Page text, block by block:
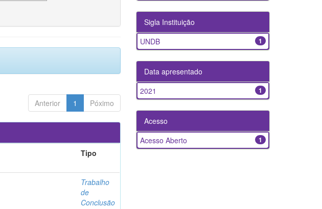
Anterior 1 Póximo
Tipo
Trabalho
de
Conclusão
Sigla Instituição
1
UNDB
Data apresentado
1
2021
Acesso
1
Acesso Aberto